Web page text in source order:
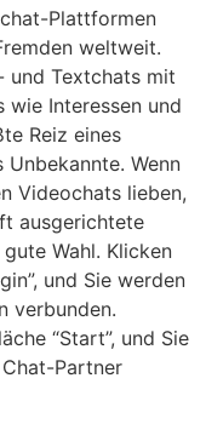
Plattformen
weltweit.
und Textchats mit
wie Interessen und
Reiz eines
Wenn
Videochats lieben,
ausgerichtete
Wahl. Klicken
und Sie werden
verbunden.
“Start”, und Sie
Partner